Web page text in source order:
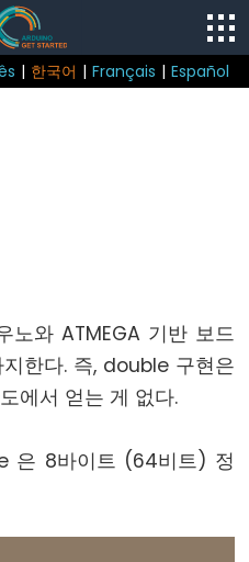
| 한국어 | Français | Español
노와 ATMEGA 기반 보드
한다. 즉, double 구현은
에서 얻는 게 없다.
은 8바이트 (64비트) 정